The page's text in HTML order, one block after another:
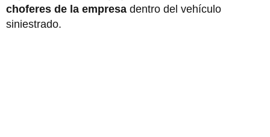
choferes de la empresa dentro del vehículo
siniestrado.